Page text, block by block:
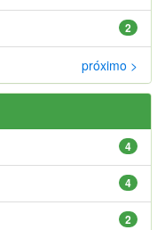
2
próximo >
4
4
2